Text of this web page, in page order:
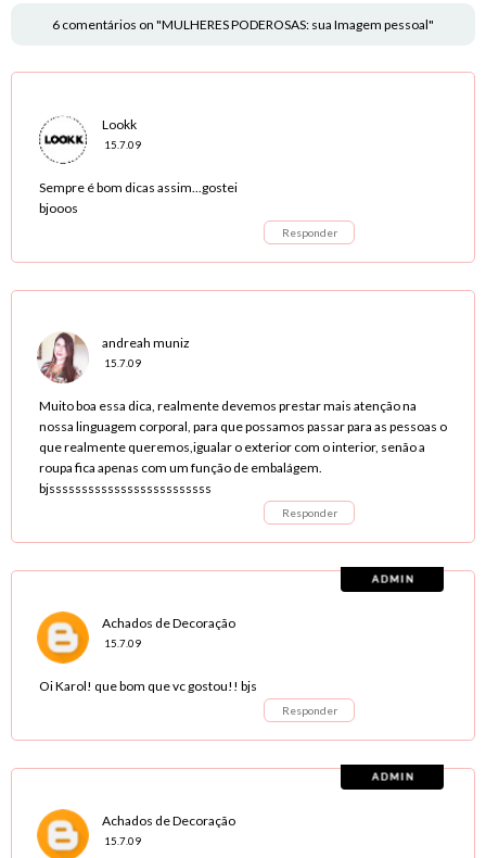
6 comentários on "MULHERES PODEROSAS: sua Imagem pessoal"
Lookk
15.7.09
Sempre é bom dicas assim...gostei
bjooos
Responder
andreah muniz
15.7.09
Muito boa essa dica, realmente devemos prestar mais atenção na
nossa linguagem corporal, para que possamos passar para as pessoas o
que realmente queremos,igualar o exterior com o interior, senão a
roupa fica apenas com um função de embalágem.
bjsssssssssssssssssssssssss
Responder
Achados de Decoração
15.7.09
Oi Karol! que bom que vc gostou!! bjs
Responder
Achados de Decoração
15.7.09